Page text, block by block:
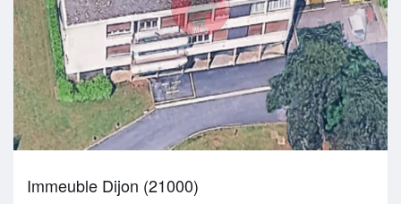
Immeuble Dijon (21000)